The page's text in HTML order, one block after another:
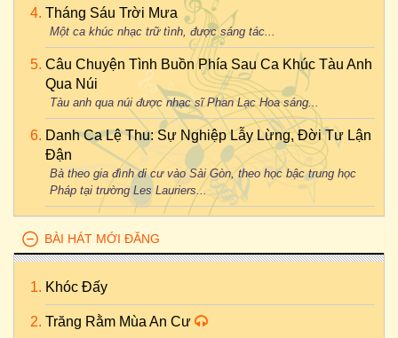
Tháng Sáu Trời Mưa
Một ca khúc nhạc trữ tình, được sáng tác...
Câu Chuyện Tình Buồn Phía Sau Ca Khúc Tàu Anh
Qua Núi
Tàu anh qua núi được nhạc sĩ Phan Lạc Hoa sáng...
Danh Ca Lệ Thu: Sự Nghiệp Lẫy Lừng, Đời Tư Lận
Đận
Bà theo gia đình di cư vào Sài Gòn, theo học bậc trung học
Pháp tại trường Les Lauriers...
BÀI HÁT MỚI ĐĂNG
Khóc Đấy
Trăng Rằm Mùa An Cư